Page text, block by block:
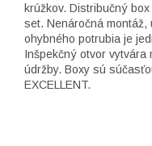
krúžkov. Distribučný
set. Nenáročná montáž,
ohybného potrubia je
Inšpekčný otvor vytvára
údržby. Boxy sú
EXCELLENT.